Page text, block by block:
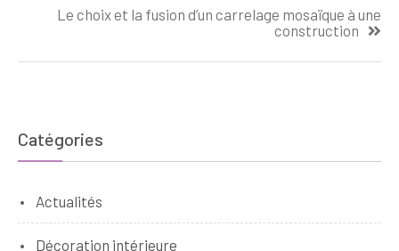
l’articleLe choix et la fusion d’un carrelage mosaïque à une
construction
Catégories
Actualités
Décoration intérieure